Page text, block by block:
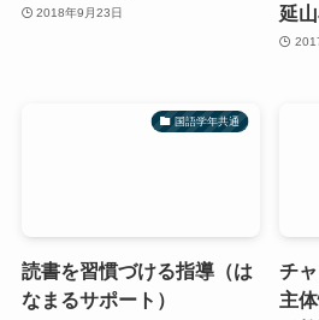
2018年9月23日
延
国語学年共通
読書を習慣づける指導（は
なまるサポート）
チ
主